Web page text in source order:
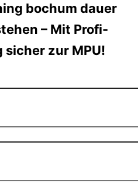
bochum dauer
– Mit Profi-
zur MPU!